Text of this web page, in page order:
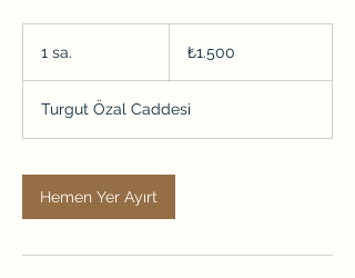
1 sa.
Türk
lirası₺1.500
Turgut Özal Caddesi
Hemen Yer Ayırt